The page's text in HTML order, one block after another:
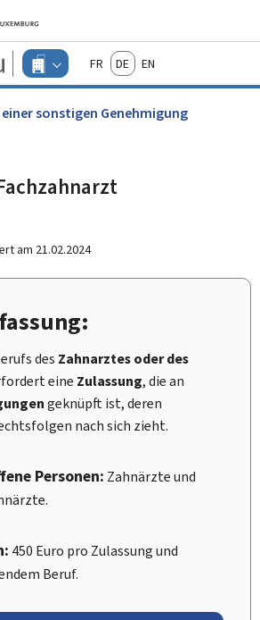
Zum Hauptmenü
Zum Inhalt
Guichet.lu
Changer
d'espace
Menu
FrançaisDeutschEnglish
sonstigen Genehmigung
am 21.02.2024
des Zahnarztes oder des
eine Zulassung, die an
geknüpft ist, deren
nach sich zieht.
Personen: Zahnärzte und
450 Euro pro Zulassung und
Beruf.